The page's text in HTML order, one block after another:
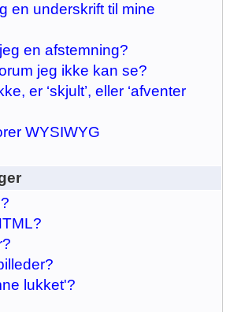
en underskrift til mine
en afstemning?
jeg ikke kan se?
er ‘skjult’, eller ‘afventer
WYSIWYG
lukket'?